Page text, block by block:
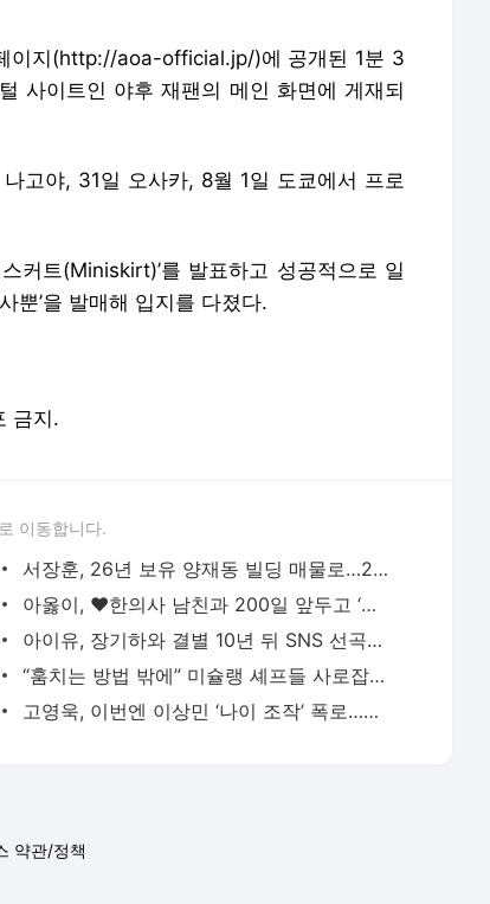
이지(http://aoa-official.jp/)에 공개된 1분 3
사이트인 야후 재팬의 메인 화면에 게재되
고야, 31일 오사카, 8월 1일 도쿄에서 프로
커트(Miniskirt)’를 발표하고 성공적으로 일
뿐’을 발매해 입지를 다졌다.
금지.
이동합니다.
서장훈, 26년 보유 양재동 빌딩 매물로…28억→450억 껑충
아옳이, ♥한의사 남친과 200일 앞두고 ‘프러포즈급’ 이벤트 공개
아이유, 장기하와 결별 10년 뒤 SNS 선곡에…“♥윤가이 있는데 굳이?” 갑론을박
“훔치는 방법 밖에” 미슐랭 셰프들 사로잡은 선재스님의 발효 장독대(어서와 한국은 처음이지
고영욱, 이번엔 이상민 ‘나이 조작’ 폭로…끊임없는 연예인 저격 ‘구설’
약관/정책